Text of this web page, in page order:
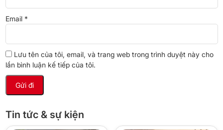
*Hình ảnh chỉ mang tính chất minh họa
Công nghệ tiết kiệm điện
Tủ lạnh được trang bị công nghệ Double Inverter giúp tối ưu khả
năng vận hành theo nhiệt độ bên trong, nhờ đó hỗ trợ tiết kiệm
Email *
Lưu tên của tôi, email, và trang web trong trình duyệt này cho
lần bình luận kế tiếp của tôi.
Tin tức & sự kiện